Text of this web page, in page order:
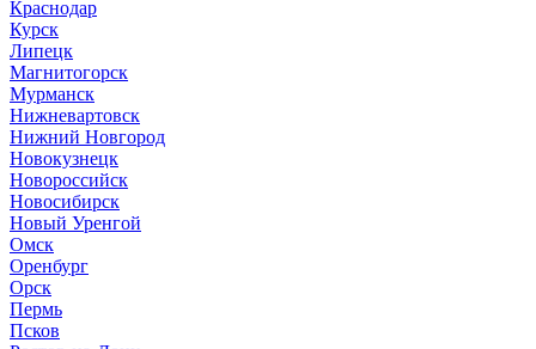
Краснодар
Курск
Липецк
Магнитогорск
Мурманск
Нижневартовск
Нижний Новгород
Новокузнецк
Новороссийск
Новосибирск
Новый Уренгой
Омск
Оренбург
Орск
Пермь
Псков